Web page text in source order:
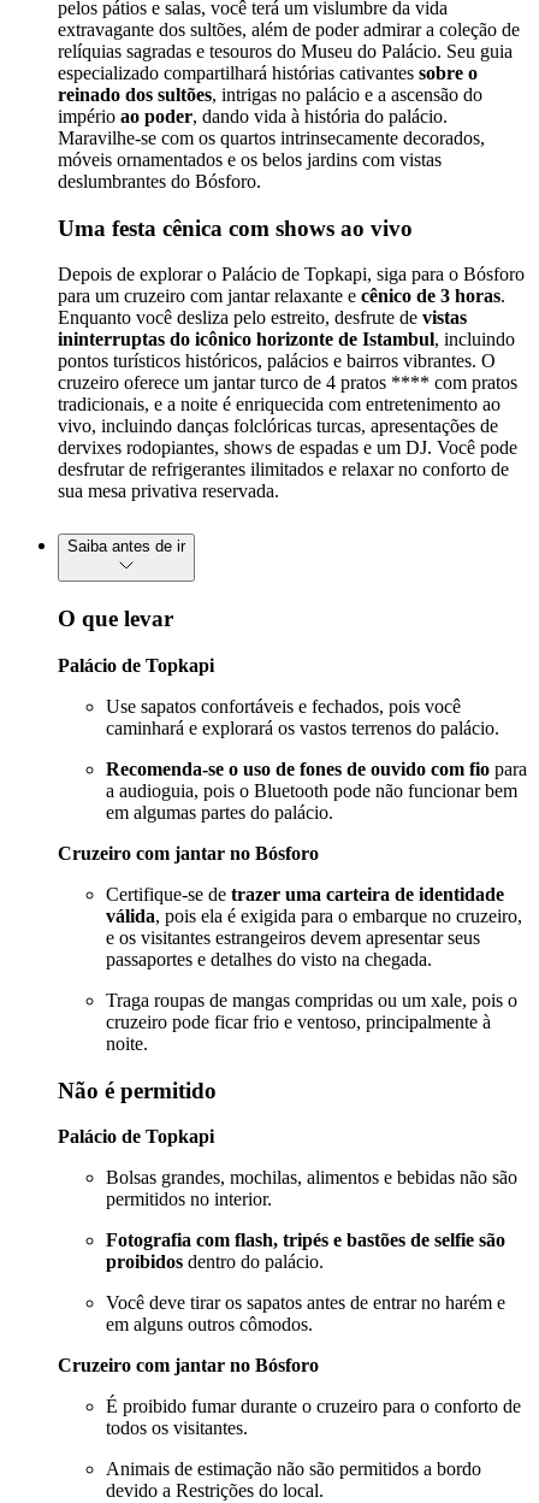
pelos pátios e salas, você terá um vislumbre da vida
extravagante dos sultões, além de poder admirar a coleção de
relíquias sagradas e tesouros do Museu do Palácio. Seu guia
especializado compartilhará histórias cativantes sobre o
reinado dos sultões, intrigas no palácio e a ascensão do
império ao poder, dando vida à história do palácio.
Maravilhe-se com os quartos intrinsecamente decorados,
móveis ornamentados e os belos jardins com vistas
deslumbrantes do Bósforo.
Uma festa cênica com shows ao vivo
Depois de explorar o Palácio de Topkapi, siga para o Bósforo
para um cruzeiro com jantar relaxante e cênico de 3 horas.
Enquanto você desliza pelo estreito, desfrute de vistas
ininterruptas do icônico horizonte de Istambul, incluindo
pontos turísticos históricos, palácios e bairros vibrantes. O
cruzeiro oferece um jantar turco de 4 pratos **** com pratos
tradicionais, e a noite é enriquecida com entretenimento ao
vivo, incluindo danças folclóricas turcas, apresentações de
dervixes rodopiantes, shows de espadas e um DJ. Você pode
desfrutar de refrigerantes ilimitados e relaxar no conforto de
sua mesa privativa reservada.
Saiba antes de ir
O que levar
Palácio de Topkapi
Use sapatos confortáveis e fechados, pois você
caminhará e explorará os vastos terrenos do palácio.
Recomenda-se o uso de fones de ouvido com fio para
a audioguia, pois o Bluetooth pode não funcionar bem
em algumas partes do palácio.
Cruzeiro com jantar no Bósforo
Certifique-se de trazer uma carteira de identidade
válida, pois ela é exigida para o embarque no cruzeiro,
e os visitantes estrangeiros devem apresentar seus
passaportes e detalhes do visto na chegada.
Traga roupas de mangas compridas ou um xale, pois o
cruzeiro pode ficar frio e ventoso, principalmente à
noite.
Não é permitido
Palácio de Topkapi
Bolsas grandes, mochilas, alimentos e bebidas não são
permitidos no interior.
Fotografia com flash, tripés e bastões de selfie são
proibidos dentro do palácio.
Você deve tirar os sapatos antes de entrar no harém e
em alguns outros cômodos.
Cruzeiro com jantar no Bósforo
É proibido fumar durante o cruzeiro para o conforto de
todos os visitantes.
Animais de estimação não são permitidos a bordo
devido a Restrições do local.